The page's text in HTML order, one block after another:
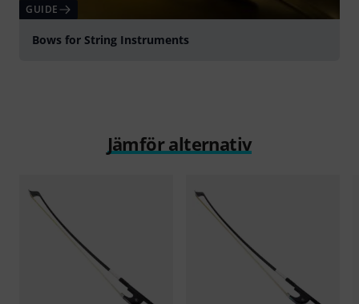
GUIDE
Bows for String Instruments
Jämför alternativ